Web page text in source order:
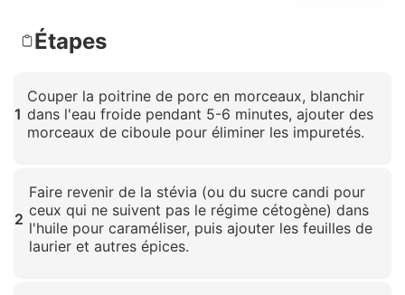
Étapes
1
Couper la poitrine de porc en morceaux, blanchir
dans l'eau froide pendant 5-6 minutes, ajouter des
morceaux de ciboule pour éliminer les impuretés.
2
Faire revenir de la stévia (ou du sucre candi pour
ceux qui ne suivent pas le régime cétogène) dans
l'huile pour caraméliser, puis ajouter les feuilles de
laurier et autres épices.